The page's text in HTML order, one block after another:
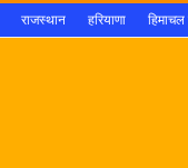
राजस्थान हरियाणा